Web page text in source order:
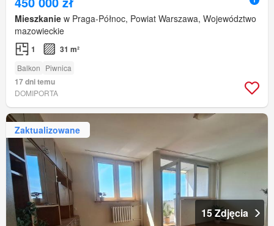
Mieszkanie w Praga-Północ, Powiat Warszawa, Województwo
mazowieckie
1 31 m²
Balkon Piwnica
17 dni temu
DOMIPORTA
Zaktualizowane
15 Zdjęcia